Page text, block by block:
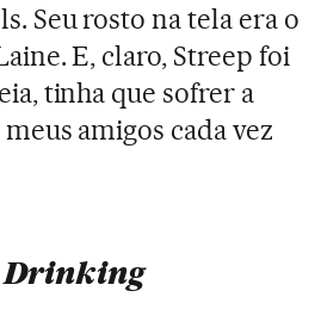
Seu rosto na tela era o
E, claro, Streep foi
tinha que sofrer a
amigos cada vez
Drinking